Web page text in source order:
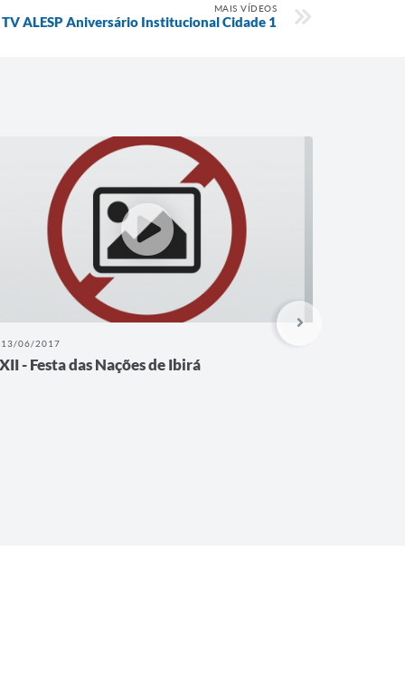
MAIS VÍDEOS
TV ALESP Aniversário Institucional Cidade 1
13/06/2017
XII - Festa das Nações de Ibirá